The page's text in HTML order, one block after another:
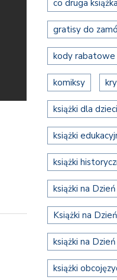
co druga
gratisy do
kody rabatowe
komiksy
książki dla dzieci
książki
książki
książki na
Książki na
książki na
książki